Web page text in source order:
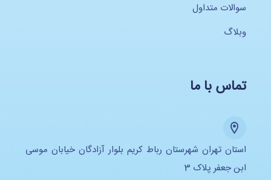
سوالات متداول
وبلاگ
تماس با ما
استان تهران شهرستان رباط کریم بلوار آزادگان خیابان موسی
ابن جعفر پلاک 3